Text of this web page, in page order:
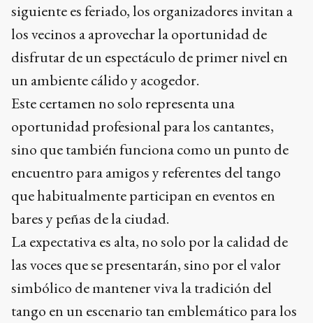
siguiente es feriado, los organizadores invitan a
los vecinos a aprovechar la oportunidad de
disfrutar de un espectáculo de primer nivel en
un ambiente cálido y acogedor.
Este certamen no solo representa una
oportunidad profesional para los cantantes,
sino que también funciona como un punto de
encuentro para amigos y referentes del tango
que habitualmente participan en eventos en
bares y peñas de la ciudad.
La expectativa es alta, no solo por la calidad de
las voces que se presentarán, sino por el valor
simbólico de mantener viva la tradición del
tango en un escenario tan emblemático para los